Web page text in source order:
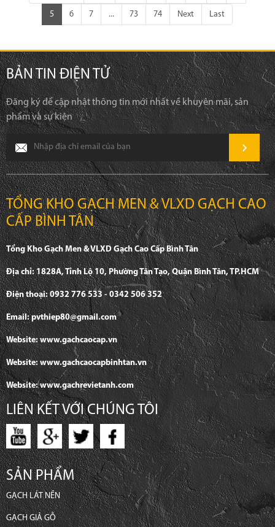
5 6 7 ... 73 74 Next Last
BẢN TIN ĐIỆN TỬ
Đăng ký để cập nhật thông tin mới nhất về khuyên mãi, sản
phẩm và sự kiện
TỔNG KHO GẠCH MEN & VLXD GẠCH CAO
CẤP BÌNH TÂN
Tổng Kho Gạch Men & VLXD Gạch Cao Cấp Bình Tân
Địa chỉ: 1828A, Tỉnh Lộ 10, Phường Tân Tạo, Quận Bình Tân, TP.HCM
Điện thoại: 0932 776 533 - 0342 506 352
Email: pvthiep80@gmail.com
Website: www.gachcaocap.vn
Website: www.gachcaocapbinhtan.vn
Website: www.gachrevietanh.com
LIÊN KẾT VỚI CHÚNG TÔI
SẢN PHẨM
GẠCH LÁT NỀN
GẠCH GIẢ GỖ